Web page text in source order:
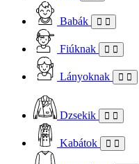
Babák
Fiúknak
Lányoknak
Dzsekik
Kabátok